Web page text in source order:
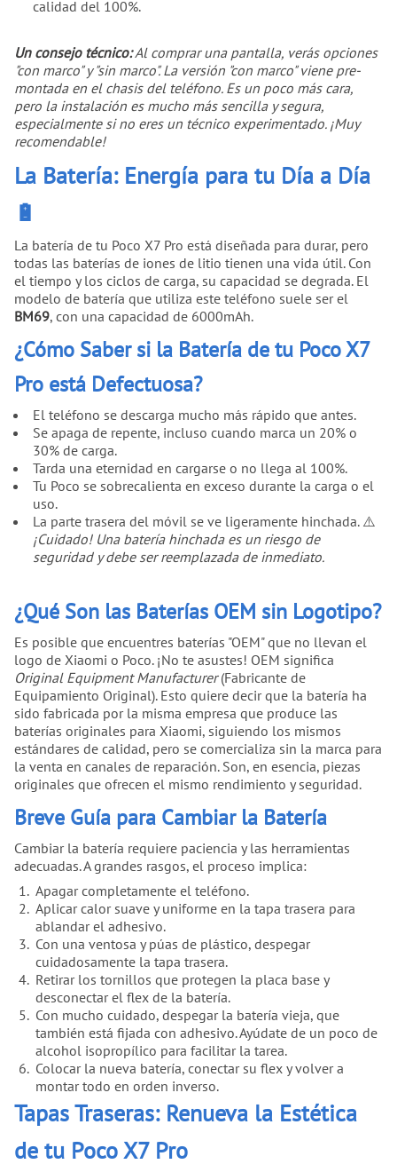
calidad del 100%.
Un consejo técnico:Al comprar una pantalla, verás opciones
"con marco" y "sin marco". La versión "con marco" viene pre-
montada en el chasis del teléfono. Es un poco más cara,
pero la instalación es mucho más sencilla y segura,
especialmente si no eres un técnico experimentado. ¡Muy
recomendable!
La Batería: Energía para tu Día a Día
🔋
La batería de tu Poco X7 Pro está diseñada para durar, pero
todas las baterías de iones de litio tienen una vida útil. Con
el tiempo y los ciclos de carga, su capacidad se degrada. El
modelo de batería que utiliza este teléfono suele ser el
BM69, con una capacidad de 6000mAh.
¿Cómo Saber si la Batería de tu Poco X7
Pro está Defectuosa?
El teléfono se descarga mucho más rápido que antes.
Se apaga de repente, incluso cuando marca un 20% o
30% de carga.
Tarda una eternidad en cargarse o no llega al 100%.
Tu Poco se sobrecalienta en exceso durante la carga o el
uso.
La parte trasera del móvil se ve ligeramente hinchada. ⚠️
¡Cuidado! Una batería hinchada es un riesgo de
seguridad y debe ser reemplazada de inmediato.
¿Qué Son las Baterías OEM sin Logotipo?
Es posible que encuentres baterías "OEM" que no llevan el
logo de Xiaomi o Poco. ¡No te asustes! OEM significa
Original Equipment Manufacturer(Fabricante de
Equipamiento Original). Esto quiere decir que la batería ha
sido fabricada por la misma empresa que produce las
baterías originales para Xiaomi, siguiendo los mismos
estándares de calidad, pero se comercializa sin la marca para
la venta en canales de reparación. Son, en esencia, piezas
originales que ofrecen el mismo rendimiento y seguridad.
Breve Guía para Cambiar la Batería
Cambiar la batería requiere paciencia y las herramientas
adecuadas. A grandes rasgos, el proceso implica:
Apagar completamente el teléfono.
Aplicar calor suave y uniforme en la tapa trasera para
ablandar el adhesivo.
Con una ventosa y púas de plástico, despegar
cuidadosamente la tapa trasera.
Retirar los tornillos que protegen la placa base y
desconectar el flex de la batería.
Con mucho cuidado, despegar la batería vieja, que
también está fijada con adhesivo. Ayúdate de un poco de
alcohol isopropílico para facilitar la tarea.
Colocar la nueva batería, conectar su flex y volver a
montar todo en orden inverso.
Tapas Traseras: Renueva la Estética
de tu Poco X7 Pro